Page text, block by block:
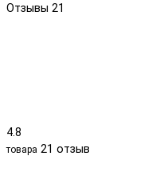
Отзывы 21
4.8
товара 21 отзыв